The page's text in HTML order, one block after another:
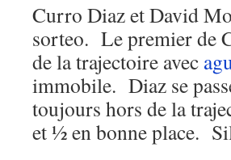
Curro Diaz et David
sorteo. Le premier de
de la trajectoire avec
immobile. Diaz se
toujours hors de la
et ½ en bonne place.